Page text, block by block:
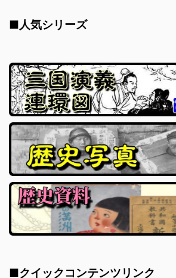
■人気シリーズ
■クイックコンテンツリンク